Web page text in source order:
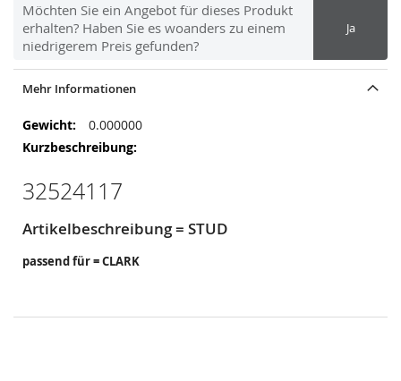
Möchten Sie ein Angebot für dieses Produkt
erhalten? Haben Sie es woanders zu einem
niedrigerem Preis gefunden?
Ja
Mehr Informationen
Mehr
Informationen
0.000000
32524117
Artikelbeschreibung = STUD
passend für = CLARK